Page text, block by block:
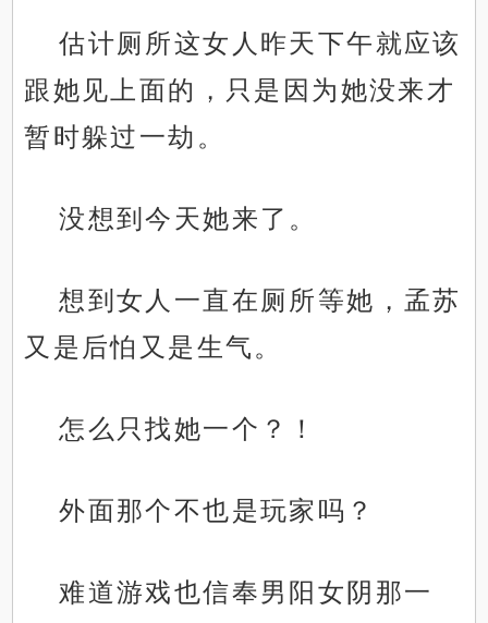
估计厕所这女人昨天下午就应该
跟她见上面的，只是因为她没来才
暂时躲过一劫。
没想到今天她来了。
想到女人一直在厕所等她，孟苏
又是后怕又是生气。
怎么只找她一个？！
外面那个不也是玩家吗？
难道游戏也信奉男阳女阴那一